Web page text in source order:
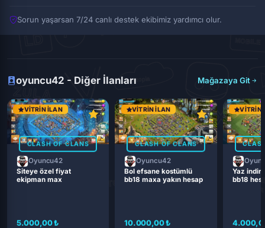
Sorun yaşarsan 7/24 canlı destek ekibimiz yardımcı olur.
oyuncu42 - Diğer İlanları Mağazaya Git
VITRIN İLAN
CLASH OF CLANS
Oyuncu42
Siteye özel fiyat
ekipman max
5.000,00 ₺
VITRIN İLAN
CLASH OF CLANS
Oyuncu42
Bol efsane kostümlü
bb18 maxa yakın hesap
10.000,00 ₺
VITRIN
Yaz
bb18